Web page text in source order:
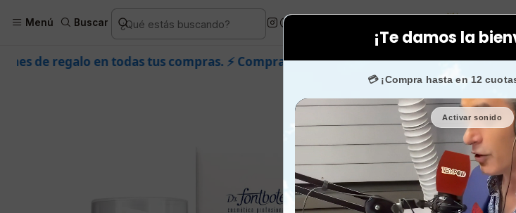
¡Te damos la
💳 ¡Compra hasta en 12
Activar sonido
Menú Buscar
Dr. Fontboté Facial Serum Serum alargador
tus compras. ⚡ Compra rápido y aprovecha. 💙 +50.000 fans enInstagramconfían